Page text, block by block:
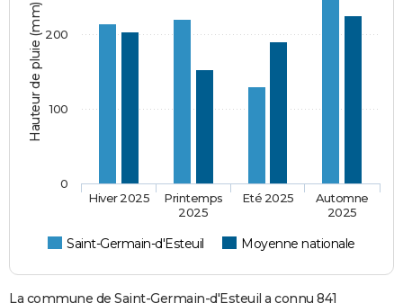
Hauteur de pluie (mm)
Saint-Germain-d'Esteuil Moyenne nationale
Hiver 2025
Printemps
2025
Eté 2025
Automne
2025
0
100
200
La commune de Saint-Germain-d'Esteuil a connu 841